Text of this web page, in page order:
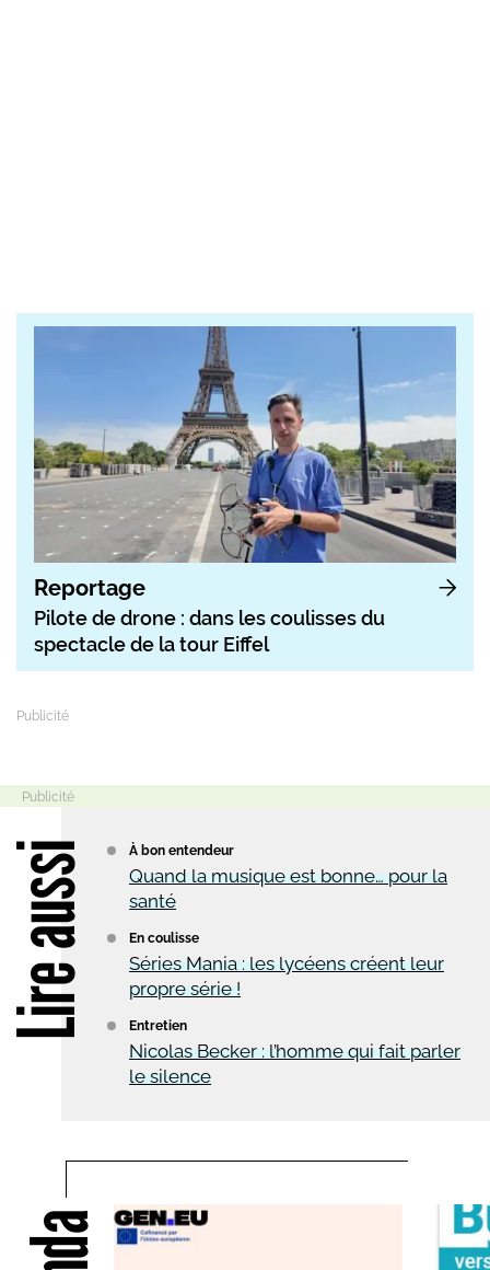
Reportage
Pilote de drone : dans les coulisses du
spectacle de la tour Eiffel
À bon entendeur
Quand la musique est bonne… pour la
santé
En coulisse
Séries Mania : les lycéens créent leur
propre série !
Entretien
Nicolas Becker : l’homme qui fait parler
le silence